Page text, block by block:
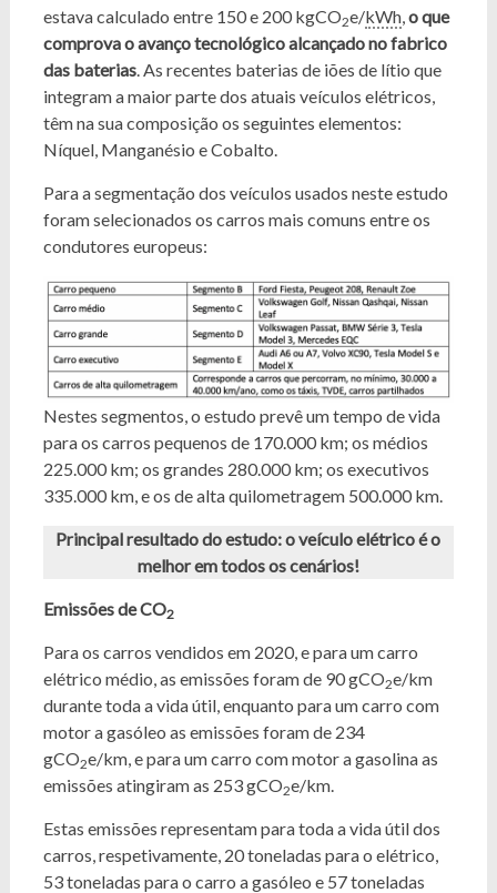
estava calculado entre 150 e 200 kgCO2e/kWh,o que
comprova o avanço tecnológico alcançado no fabrico
das baterias. As recentes baterias de iões de lítio que
integram a maior parte dos atuais veículos elétricos,
têm na sua composição os seguintes elementos:
Níquel, Manganésio e Cobalto.
Para a segmentação dos veículos usados neste estudo
foram selecionados os carros mais comuns entre os
condutores europeus:
Nestes segmentos, o estudo prevê um tempo de vida
para os carros pequenos de 170.000 km; os médios
225.000 km; os grandes 280.000 km; os executivos
335.000 km, e os de alta quilometragem 500.000 km.
Principal resultado do estudo: o veículo elétrico é o
melhor em todos os cenários!
Emissões de CO2
Para os carros vendidos em 2020, e para um carro
elétrico médio, as emissões foram de 90 gCO2e/km
durante toda a vida útil, enquanto para um carro com
motor a gasóleo as emissões foram de 234
gCO2e/km, e para um carro com motor a gasolina as
emissões atingiram as 253 gCO2e/km.
Estas emissões representam para toda a vida útil dos
carros, respetivamente, 20 toneladas para o elétrico,
53 toneladas para o carro a gasóleo e 57 toneladas